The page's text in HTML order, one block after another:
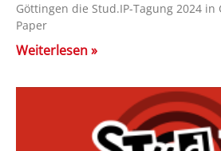
Göttingen die Stud.IP-Tagung 2024
Paper
Weiterlesen »